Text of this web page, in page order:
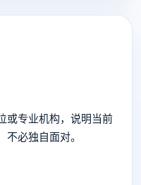
或专业机构，说明当前
必独自面对。